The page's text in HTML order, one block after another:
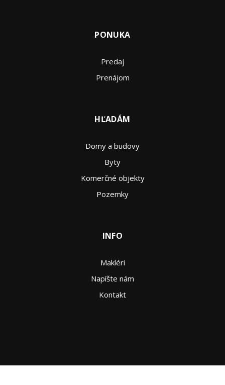
PONUKA
Predaj
Prenájom
HĽADÁM
Domy a budovy
Byty
Komerčné objekty
Pozemky
INFO
Makléri
Napíšte nám
Kontakt